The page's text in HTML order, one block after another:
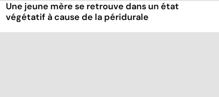
Une jeune mère se retrouve dans un état
végétatif à cause de la péridurale